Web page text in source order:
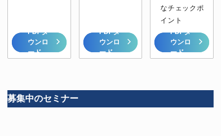
PDFダ
ウンロ
ード
PDFダ
ウンロ
ード
なチェックポ
イント
PDFダ
ウンロ
ード
募集中のセミナー